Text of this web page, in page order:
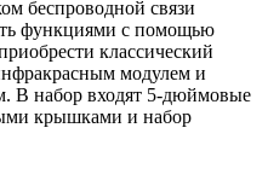
беспроводной связи
функциями с помощью
классический
модулем и
В набор входят 5-дюймовые
крышками и набор